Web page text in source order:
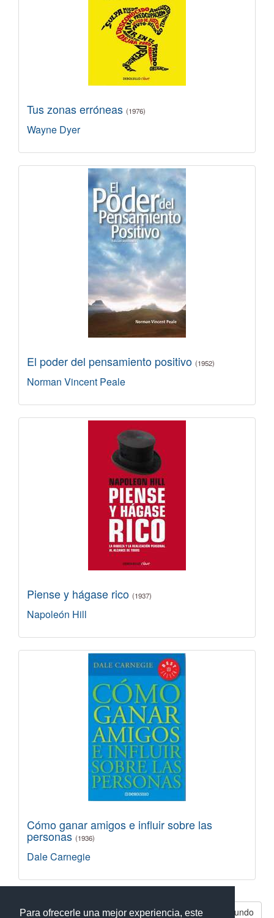
Para ofrecerle una mejor experiencia, este
Tus zonas erróneas (1976)
Wayne Dyer
El poder del pensamiento positivo (1952)
Norman Vincent Peale
Piense y hágase rico (1937)
Napoleón Hill
Cómo ganar amigos e influir sobre las
personas (1936)
Dale Carnegie
Libros parecidos a El vendedor más grande del mundo